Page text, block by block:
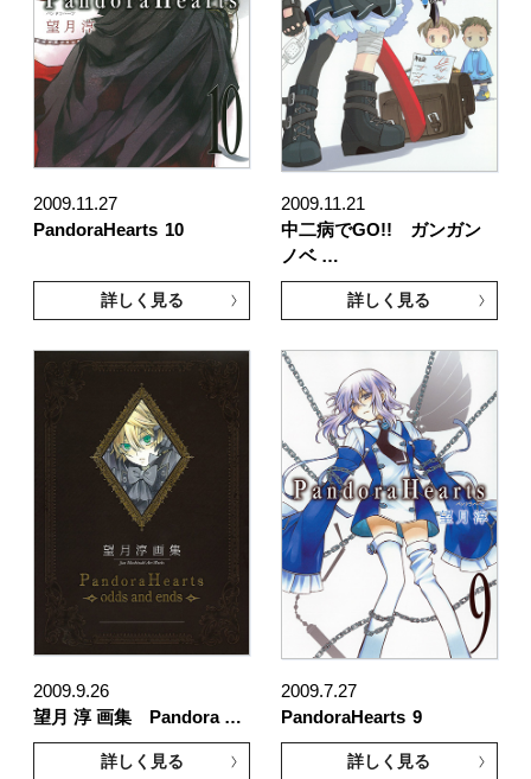
2009.11.27
PandoraHearts 10
詳しく見る
2009.11.21
中二病でGO!! ガンガン
ノベ …
詳しく見る
2009.9.26
望月 淳 画集 Pandora …
詳しく見る
2009.7.27
PandoraHearts 9
詳しく見る